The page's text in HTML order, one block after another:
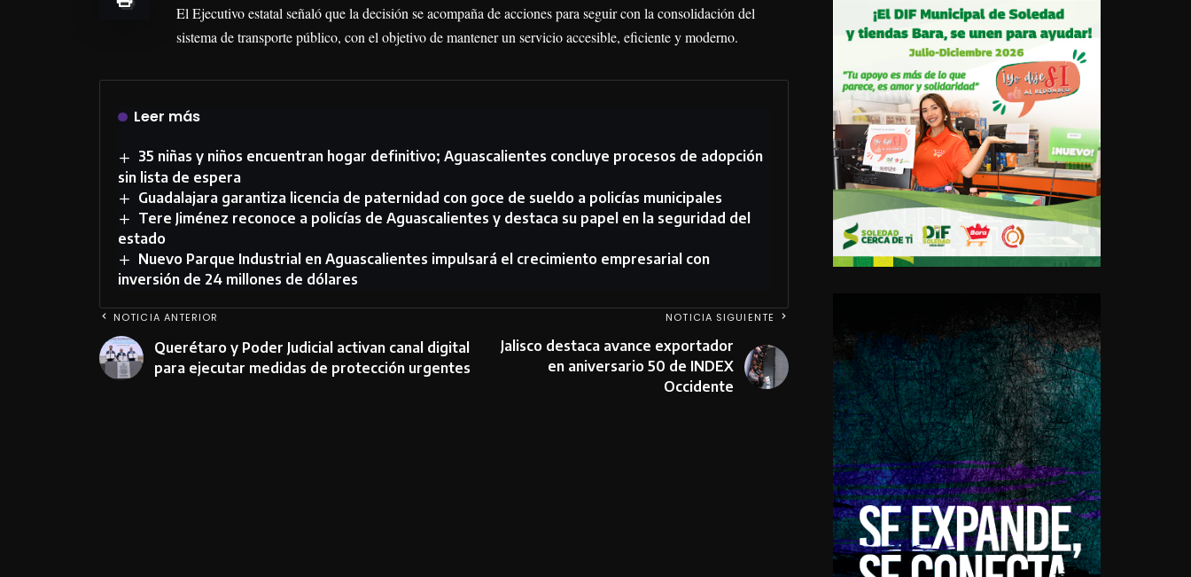
El Ejecutivo estatal señaló que la decisión se acompaña de acciones para seguir con la consolidación del
sistema de transporte público, con el objetivo de mantener un servicio accesible, eficiente y moderno.
Leer más
35 niñas y niños encuentran hogar definitivo; Aguascalientes concluye procesos de adopción
sin lista de espera
Guadalajara garantiza licencia de paternidad con goce de sueldo a policías municipales
Tere Jiménez reconoce a policías de Aguascalientes y destaca su papel en la seguridad del
estado
Nuevo Parque Industrial en Aguascalientes impulsará el crecimiento empresarial con
inversión de 24 millones de dólares
NOTICIA ANTERIOR
Querétaro y Poder Judicial activan canal digital
para ejecutar medidas de protección urgentes
NOTICIA SIGUIENTE
Jalisco destaca avance exportador
en aniversario 50 de INDEX
Occidente